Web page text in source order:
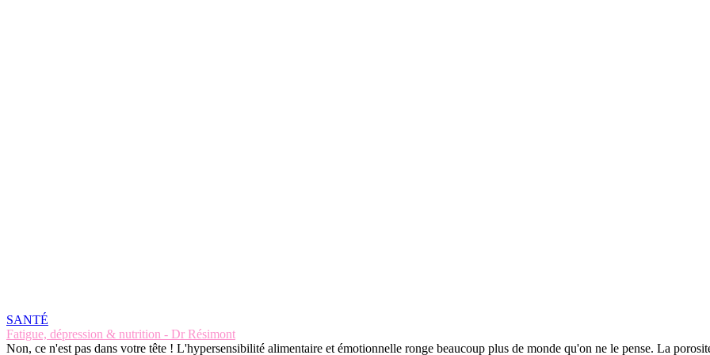
SANTÉ
Fatigue, dépression & nutrition - Dr Résimont
Non, ce n'est pas dans votre tête ! L'hypersensibilité alimentaire et émotionnelle ronge beaucoup plus de monde qu'on ne le pense. La